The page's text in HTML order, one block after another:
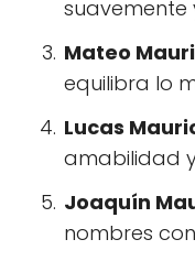
suavemente
Mateo
equilibra lo
Lucas
amabilidad
Joaquín
nombres